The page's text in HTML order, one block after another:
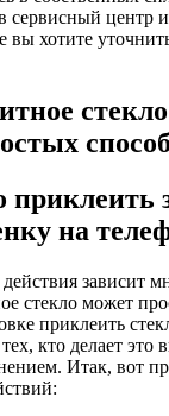
сервисный центр
вы хотите
приклеить
на
зависит
стекло может
приклеить
кто делает это
Итак, вот